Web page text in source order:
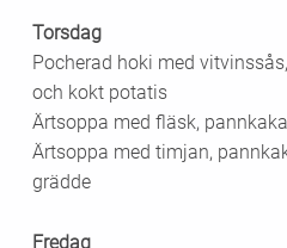
Torsdag
Pocherad hoki med
och kokt potatis
Ärtsoppa med fläsk,
Ärtsoppa med timjan,
grädde
Fredag